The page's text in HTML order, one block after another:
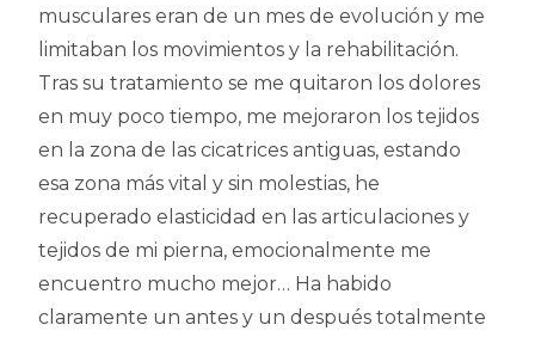
musculares eran de un mes de evolución y me
limitaban los movimientos y la rehabilitación.
Tras su tratamiento se me quitaron los dolores
en muy poco tiempo, me mejoraron los tejidos
en la zona de las cicatrices antiguas, estando
esa zona más vital y sin molestias, he
recuperado elasticidad en las articulaciones y
tejidos de mi pierna, emocionalmente me
encuentro mucho mejor… Ha habido
claramente un antes y un después totalmente